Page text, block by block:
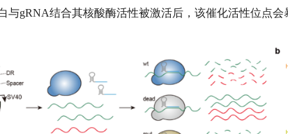
与gRNA结合其核酸酶活性被激活后，该催化活性位点